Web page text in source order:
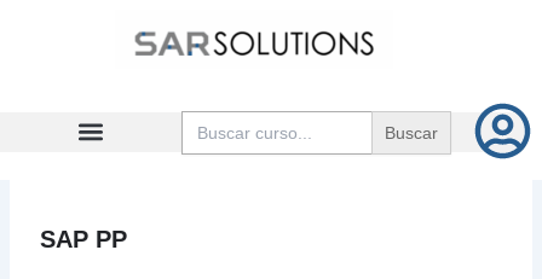
Buscar:
SAP PP